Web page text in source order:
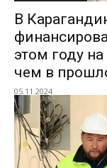
В
этом году
чем в
05.11.2024